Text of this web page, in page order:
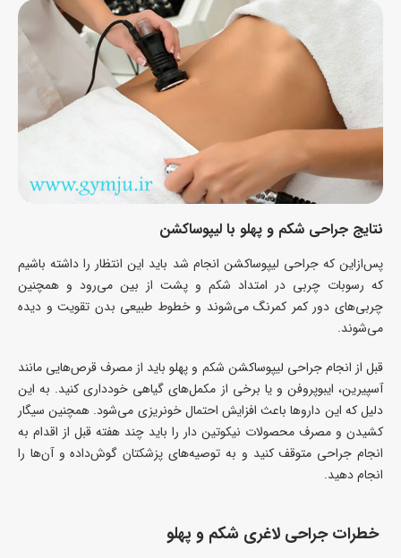
نتایج جراحی شکم و پهلو با لیپوساکشن
پس‌ازاین که جراحی لیپوساکشن انجام شد باید این انتظار را داشته باشیم
که رسوبات چربی در امتداد شکم و پشت از بین می‌رود و همچنین
چربی‌های دور کمر کمرنگ می‌شوند و خطوط طبیعی بدن تقویت و دیده
می‌شوند.
قبل از انجام جراحی لیپوساکشن شکم و پهلو باید از مصرف قرص‌هایی مانند
آسپیرین، ایبوپروفن و یا برخی از مکمل‌های گیاهی خودداری کنید. به این
دلیل که این داروها باعث افزایش احتمال خونریزی می‌شود. همچنین سیگار
کشیدن و مصرف محصولات نیکوتین دار را باید چند هفته قبل از اقدام به
انجام جراحی متوقف کنید و به توصیه‌های پزشکتان گوش‌داده و آن‌ها را
انجام دهید.
خطرات جراحی لاغری شکم و پهلو